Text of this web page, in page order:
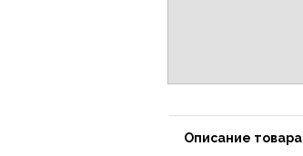
Описание товара